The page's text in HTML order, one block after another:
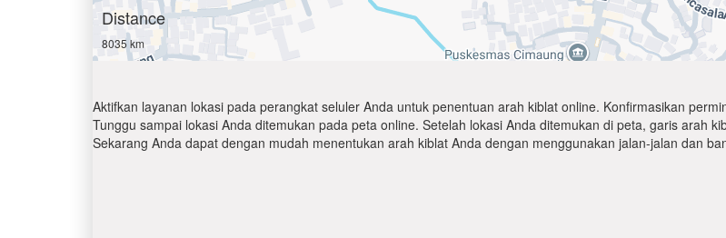
Distance
8035 km
Aktifkan layanan lokasi pada perangkat seluler Anda untuk penentuan arah kiblat online. Konfirmasikan
Tunggu sampai lokasi Anda ditemukan pada peta online. Setelah lokasi Anda ditemukan di peta, garis arah
Sekarang Anda dapat dengan mudah menentukan arah kiblat Anda dengan menggunakan jalan-jalan dan